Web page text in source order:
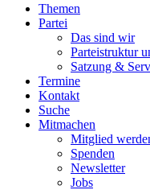
Themen
Partei
Das sind wir
Parteistruktur
Satzung &
Termine
Kontakt
Suche
Mitmachen
Mitglied
Spenden
Newsletter
Jobs